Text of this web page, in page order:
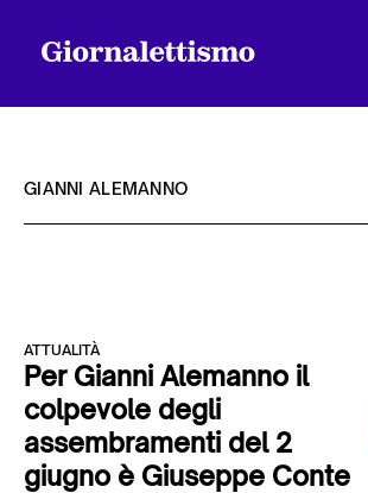
Chi siamo
Contatti
GIANNI ALEMANNO
ATTUALITÀ
Per Gianni Alemanno il
colpevole degli
assembramenti del 2
giugno è Giuseppe Conte